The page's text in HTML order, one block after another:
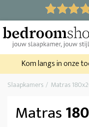
Kom langs in onze
Slaapkamers Matras
Matras